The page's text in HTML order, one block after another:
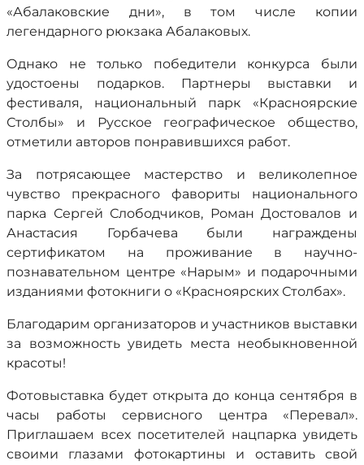
«Абалаковские дни», в том числе копии
легендарного рюкзака Абалаковых.
Однако не только победители конкурса были
удостоены подарков. Партнеры выставки и
фестиваля, национальный парк «Красноярские
Столбы» и Русское географическое общество,
отметили авторов понравившихся работ.
За потрясающее мастерство и великолепное
чувство прекрасного фавориты национального
парка Сергей Слободчиков, Роман Достовалов и
Анастасия Горбачева были награждены
сертификатом на проживание в научно-
познавательном центре «Нарым» и подарочными
изданиями фотокниги о «Красноярских Столбах».
Благодарим организаторов и участников выставки
за возможность увидеть места необыкновенной
красоты!
Фотовыставка будет открыта до конца сентября в
часы работы сервисного центра «Перевал».
Приглашаем всех посетителей нацпарка увидеть
своими глазами фотокартины и оставить свой